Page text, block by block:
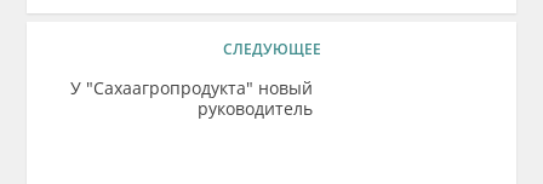
СЛЕДУЮЩЕЕ
У "Сахаагропродукта" новый
руководитель